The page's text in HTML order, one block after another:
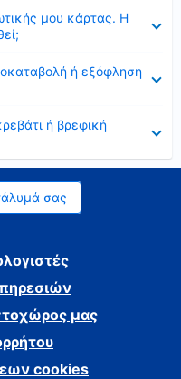
μου κάρτας. Η
ή εξόφληση
ή βρεφική
σας
μας
cookies